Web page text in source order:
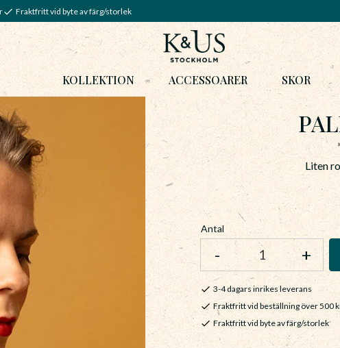
Fraktfritt vid byte av färg/storlek
KOLLEKTION ACCESSOARER SKOR
Liten
Antal
+
-
3-4 dagars inrikes leverans
Fraktfritt vid beställning över 500
Fraktfritt vid byte av färg/storlek